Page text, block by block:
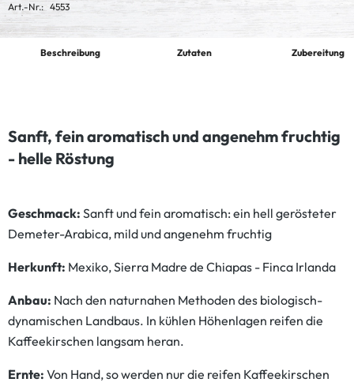
Art.-Nr.: 4553
Beschreibung Zutaten Zubereitung
Sanft, fein aromatisch und angenehm fruchtig
- helle Röstung
Geschmack: Sanft und fein aromatisch: ein hell gerösteter
Demeter-Arabica, mild und angenehm fruchtig
Herkunft: Mexiko, Sierra Madre de Chiapas - Finca Irlanda
Anbau: Nach den naturnahen Methoden des biologisch-
dynamischen Landbaus. In kühlen Höhenlagen reifen die
Kaffeekirschen langsam heran.
Ernte: Von Hand, so werden nur die reifen Kaffeekirschen